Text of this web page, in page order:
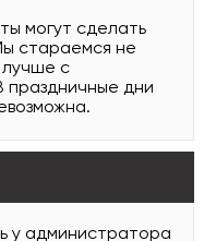
могут сделать
стараемся не
лучше с
праздничные дни
у администратора